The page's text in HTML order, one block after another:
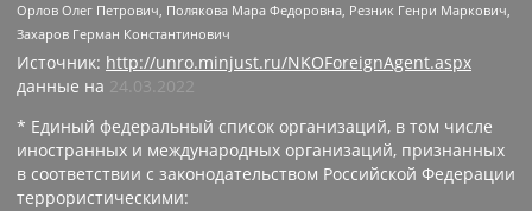
Орлов Олег Петрович, Полякова Мара Федоровна, Резник Генри Маркович,
Захаров Герман Константинович
Источник: http://unro.minjust.ru/NKOForeignAgent.aspx
данные на 24.03.2022
* Единый федеральный список организаций, в том числе
иностранных и международных организаций, признанных
в соответствии с законодательством Российской Федерации
террористическими: